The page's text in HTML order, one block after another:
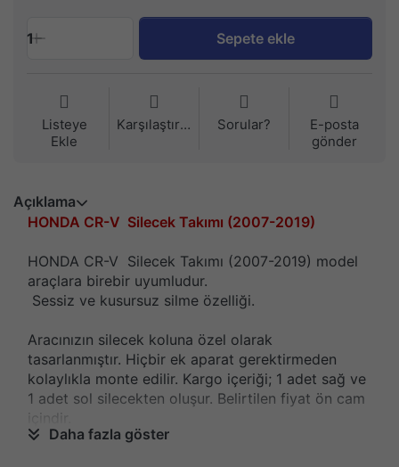
1 Sepete ekle
Listeye
Ekle
Karşılaştırma Sorular?
E-posta
gönder
Açıklama
HONDA CR-V Silecek Takımı (2007-2019)
HONDA CR-V Silecek Takımı (2007-2019) model
araçlara birebir uyumludur.
Sessiz ve kusursuz silme özelliği.
Aracınızın silecek koluna özel olarak
tasarlanmıştır. Hiçbir ek aparat gerektirmeden
kolaylıkla monte edilir. Kargo içeriği; 1 adet sağ ve
1 adet sol silecekten oluşur. Belirtilen fiyat ön cam
Daha fazla göster